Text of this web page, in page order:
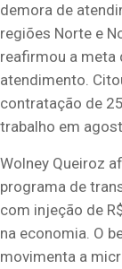
demora de
regiões Norte e
reafirmou a meta
atendimento.
contratação de
trabalho em
Wolney Queiroz
programa de
com injeção de
na economia. O
movimenta a